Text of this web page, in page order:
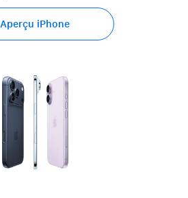
Aperçu iPhone